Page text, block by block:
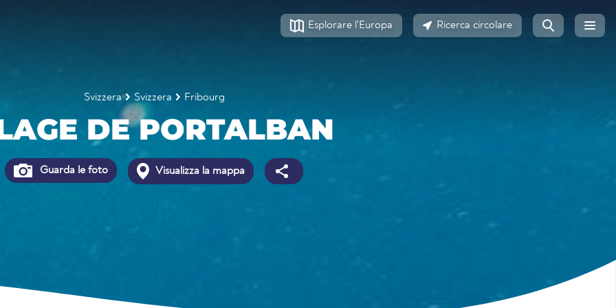
Esplorare l'Europa Ricerca circolare
Svizzera Svizzera Fribourg
DE PORTALBAN
Guarda le foto Visualizza la mappa